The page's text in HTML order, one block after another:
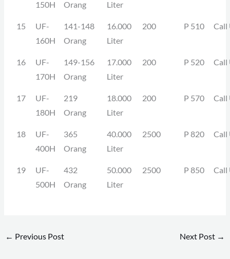
150H
Orang
Liter
15
UF-
160H
141-148
Orang
16.000
Liter
200 P 510 Call
16
UF-
170H
149-156
Orang
17.000
Liter
200 P 520 Call
17
UF-
180H
219
Orang
18.000
Liter
200 P 570 Call
18
UF-
400H
365
Orang
40.000
Liter
2500 P 820 Call
19
UF-
500H
432
Orang
50.000
Liter
2500 P 850 Call
← Previous Post Next Post →